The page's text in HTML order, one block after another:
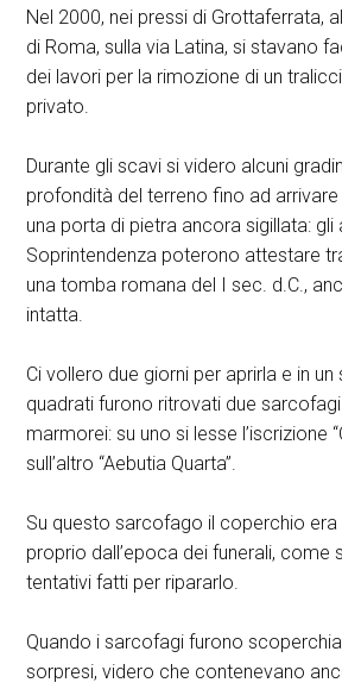
Nel 2000, nei pressi di Grottaferrata,
di Roma, sulla via Latina, si stavano
dei lavori per la rimozione di un
privato.
Durante gli scavi si videro alcuni
profondità del terreno fino ad arrivare
una porta di pietra ancora sigillata:
Soprintendenza poterono attestare
una tomba romana del I sec. d.C.,
intatta.
Ci vollero due giorni per aprirla e in
quadrati furono ritrovati due sarcofagi
marmorei: su uno si lesse l’iscrizione
sull’altro “Aebutia Quarta”.
Su questo sarcofago il coperchio
proprio dall’epoca dei funerali, come
tentativi fatti per ripararlo.
Quando i sarcofagi furono
sorpresi, videro che contenevano